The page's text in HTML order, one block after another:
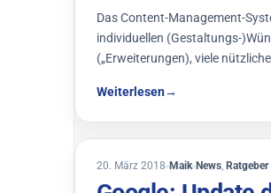
Das Content-Management-
individuellen (Gestaltungs-
(„Erweiterungen), viele
Weiterlesen→
20. März 20186. März 2019
Maik News, Ratgeber